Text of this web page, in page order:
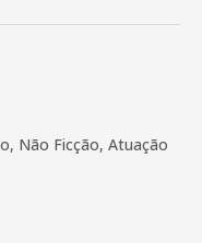
Não Ficção, Atuação